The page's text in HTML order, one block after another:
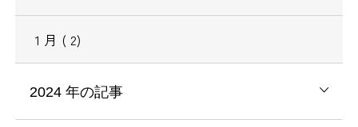
1 月 ( 2)
2024 年の記事